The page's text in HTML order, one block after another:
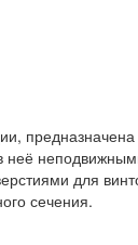
для
сечения.